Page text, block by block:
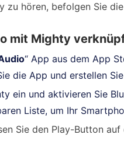
zu hören, befolgen Sie
mit Mighty
“ App aus dem App
die App und erstellen
ein und aktivieren Sie
Liste, um Ihr
Sie den Play-Button